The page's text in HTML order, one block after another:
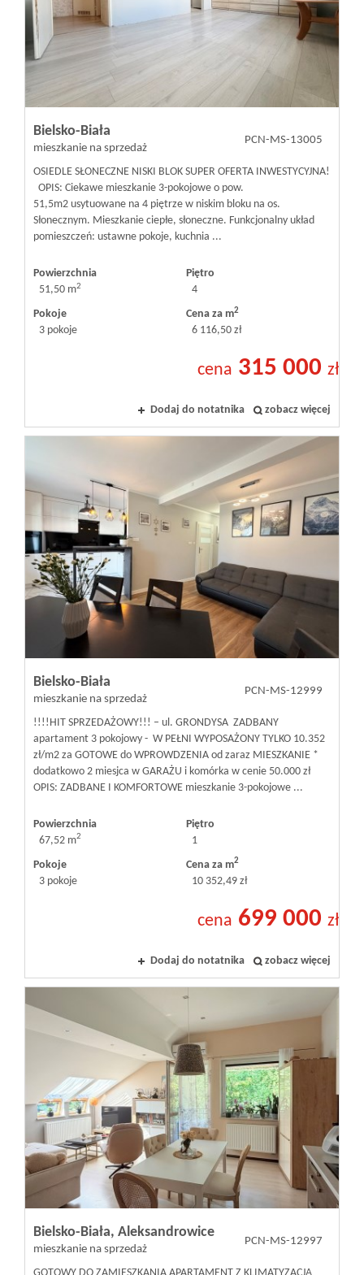
Bielsko-Biała
mieszkanie na sprzedaż
PCN-MS-13005
OSIEDLE SŁONECZNE NISKI BLOK SUPER OFERTA INWESTYCYJNA!
OPIS: Ciekawe mieszkanie 3-pokojowe o pow.
51,5m2 usytuowane na 4 piętrze w niskim bloku na os.
Słonecznym. Mieszkanie ciepłe, słoneczne. Funkcjonalny układ
pomieszczeń: ustawne pokoje, kuchnia ...
Powierzchnia
51,50 m2
Piętro
4
Pokoje
3 pokoje
Cena za m2
6 116,50 zł
cena 315 000 zł
Dodaj do notatnika zobacz więcej
Bielsko-Biała
mieszkanie na sprzedaż
PCN-MS-12999
!!!!HIT SPRZEDAŻOWY!!! – ul. GRONDYSA ZADBANY
apartament 3 pokojowy - W PEŁNI WYPOSAŻONY TYLKO 10.352
zł/m2 za GOTOWE do WPROWDZENIA od zaraz MIESZKANIE *
dodatkowo 2 miesjca w GARAŻU i komórka w cenie 50.000 zł
OPIS: ZADBANE I KOMFORTOWE mieszkanie 3-pokojowe ...
Powierzchnia
67,52 m2
Piętro
1
Pokoje
3 pokoje
Cena za m2
10 352,49 zł
cena 699 000 zł
Dodaj do notatnika zobacz więcej
Bielsko-Biała, Aleksandrowice
mieszkanie na sprzedaż
PCN-MS-12997